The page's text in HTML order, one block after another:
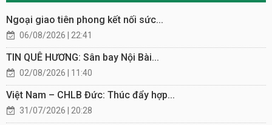
Ngoại giao tiên phong kết nối sức...
06/08/2026 | 22:41
TIN QUÊ HƯƠNG: Sân bay Nội Bài...
02/08/2026 | 11:40
Việt Nam – CHLB Đức: Thúc đẩy hợp...
31/07/2026 | 20:28